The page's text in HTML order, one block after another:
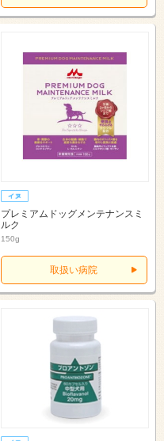
プレミアムドッグメンテナンスミ
ルク
150g
取扱い病院